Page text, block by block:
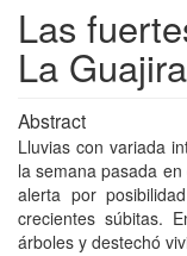
Las
La Guajira
Abstract
Lluvias con variada
la semana pasada
alerta por
crecientes súbitas.
árboles y destechó